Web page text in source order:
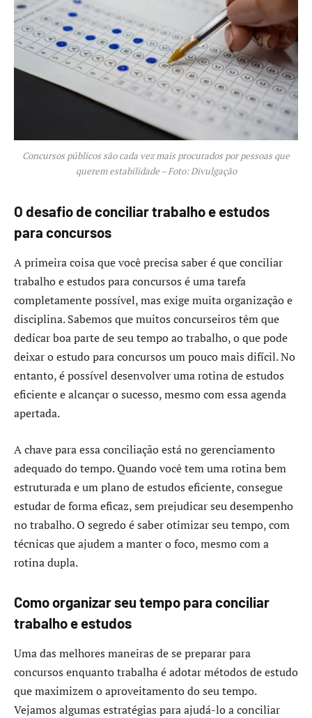
Concursos públicos são cada vez mais procurados por pessoas que
querem estabilidade – Foto: Divulgação
O desafio de conciliar trabalho e estudos
para concursos
A primeira coisa que você precisa saber é que conciliar
trabalho e estudos para concursos é uma tarefa
completamente possível, mas exige muita organização e
disciplina. Sabemos que muitos concurseiros têm que
dedicar boa parte de seu tempo ao trabalho, o que pode
deixar o estudo para concursos um pouco mais difícil. No
entanto, é possível desenvolver uma rotina de estudos
eficiente e alcançar o sucesso, mesmo com essa agenda
apertada.
A chave para essa conciliação está no gerenciamento
adequado do tempo. Quando você tem uma rotina bem
estruturada e um plano de estudos eficiente, consegue
estudar de forma eficaz, sem prejudicar seu desempenho
no trabalho. O segredo é saber otimizar seu tempo, com
técnicas que ajudem a manter o foco, mesmo com a
rotina dupla.
Como organizar seu tempo para conciliar
trabalho e estudos
Uma das melhores maneiras de se preparar para
concursos enquanto trabalha é adotar métodos de estudo
que maximizem o aproveitamento do seu tempo.
Vejamos algumas estratégias para ajudá-lo a conciliar